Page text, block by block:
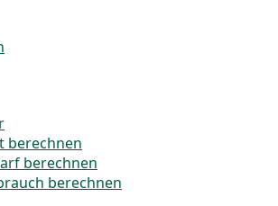
berechnen
berechnen
berechnen